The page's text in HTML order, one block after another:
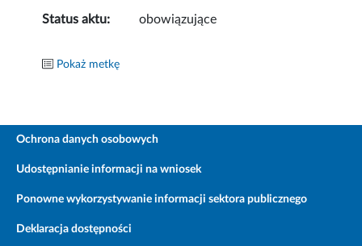
Status aktu: obowiązujące
Pokaż metkę
Ochrona danych osobowych
Udostępnianie informacji na wniosek
Ponowne wykorzystywanie informacji sektora publicznego
Deklaracja dostępności